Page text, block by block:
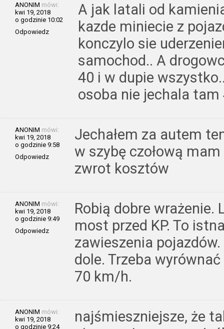
ANONIM mówi:
kwi 19, 2018
o godzinie 10:02
Odpowiedz
A jak latali od
kazde miniecie z
konczylo sie
samochod.. A
40 i w dupie
osoba nie jechala tam
ANONIM mówi:
kwi 19, 2018
o godzinie 9:58
Odpowiedz
Jechałem za autem
w szybę czołową
zwrot kosztów
ANONIM mówi:
kwi 19, 2018
o godzinie 9:49
Odpowiedz
Robią dobre wrażenie.
most przed KP. To
zawieszenia
dole. Trzeba
70 km/h.
ANONIM mówi:
kwi 19, 2018
o godzinie 9:24
najśmieszniejsze, że